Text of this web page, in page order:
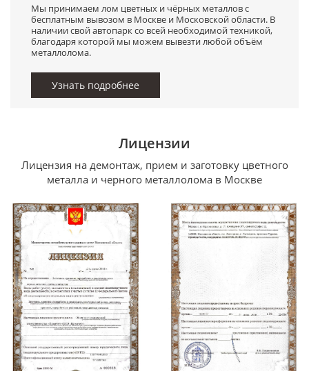
Мы принимаем лом цветных и чёрных металлов с
бесплатным вывозом в Москве и Московской области. В
наличии свой автопарк со всей необходимой техникой,
благодаря которой мы можем вывезти любой объём
металлолома.
Узнать подробнее
Лицензии
Лицензия на демонтаж, прием и заготовку цветного
металла и черного металлолома в Москве